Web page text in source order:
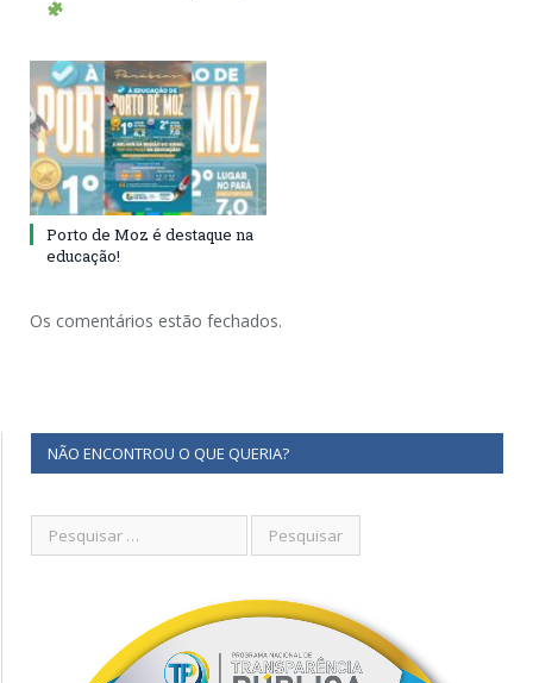
Porto de Moz é destaque na
educação!
Os comentários estão fechados.
NÃO ENCONTROU O QUE QUERIA?